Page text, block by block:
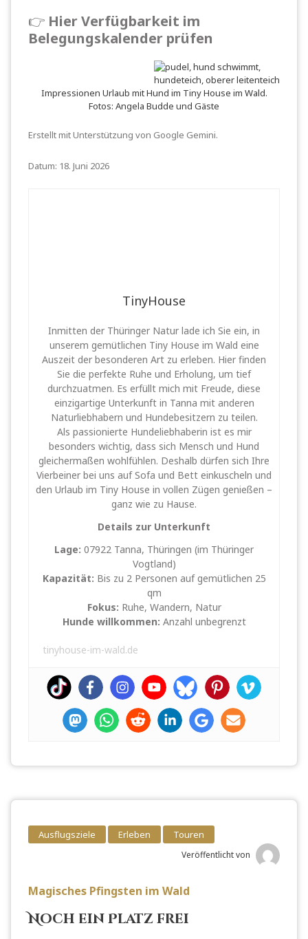
👉 Hier Verfügbarkeit im
Belegungskalender prüfen
Impressionen Urlaub mit Hund im Tiny House im Wald.
Fotos: Angela Budde und Gäste
Erstellt mit Unterstützung von Google Gemini.
Datum: 18. Juni 2026
TinyHouse
Inmitten der Thüringer Natur lade ich Sie ein, in
unserem gemütlichen Tiny House im Wald eine
Auszeit der besonderen Art zu erleben. Hier finden
Sie die perfekte Ruhe und Erholung, um tief
durchzuatmen. Es erfüllt mich mit Freude, diese
einzigartige Unterkunft in Tanna mit anderen
Naturliebhabern und Hundebesitzern zu teilen.
Als passionierte Hundeliebhaberin ist es mir
besonders wichtig, dass sich Mensch und Hund
gleichermaßen wohlfühlen. Deshalb dürfen sich Ihre
Vierbeiner bei uns auf Sofa und Bett einkuscheln und
den Urlaub im Tiny House in vollen Zügen genießen –
ganz wie zu Hause.
Details zur Unterkunft
Lage: 07922 Tanna, Thüringen (im Thüringer
Vogtland)
Kapazität: Bis zu 2 Personen auf gemütlichen 25
qm
Fokus: Ruhe, Wandern, Natur
Hunde willkommen: Anzahl unbegrenzt
tinyhouse-im-wald.de
Ausflugsziele Erleben Touren
Veröffentlicht von
Magisches Pfingsten im Wald
Noch ein Platz frei